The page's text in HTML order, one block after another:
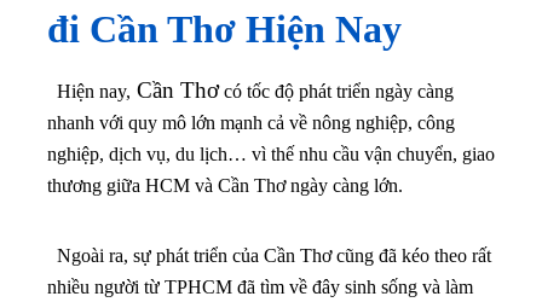
đi Cần Thơ Hiện Nay
Hiện nay, Cần Thơcó tốc độ phát triển ngày càng
nhanh với quy mô lớn mạnh cả về nông nghiệp, công
nghiệp, dịch vụ, du lịch… vì thế nhu cầu vận chuyển, giao
thương giữa HCM và Cần Thơ ngày càng lớn.
Ngoài ra, sự phát triển của Cần Thơ cũng đã kéo theo rất
nhiều người từ TPHCM đã tìm về đây sinh sống và làm